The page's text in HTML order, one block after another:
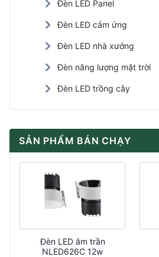
Đèn LED Panel
Đèn LED cảm ứng
Đèn LED nhà xưởng
Đèn năng lượng mặt trời
Đèn LED trồng cây
SẢN PHẨM BÁN CHẠY
Đèn LED âm trần
NLED626C 12w